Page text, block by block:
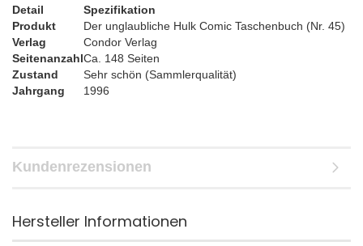
Detail
Spezifikation
Produkt
Der unglaubliche Hulk Comic Taschenbuch (Nr. 45)
Verlag
Condor Verlag
SeitenanzahlCa. 148 Seiten
Zustand
Sehr schön (Sammlerqualität)
Jahrgang
1996
Kundenrezensionen
Hersteller Informationen